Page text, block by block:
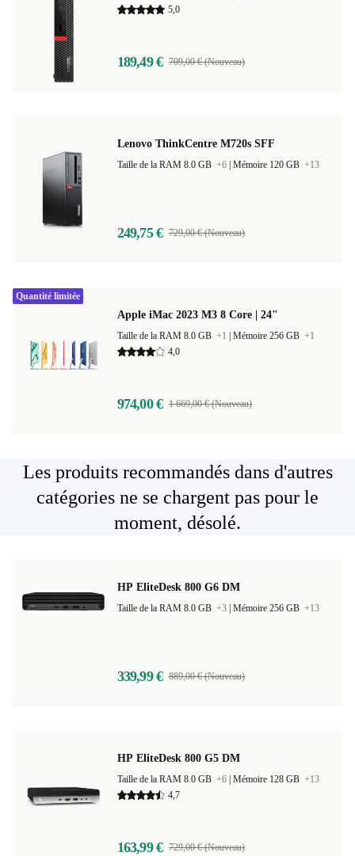
5,0
189,49 € 709,00 € (Nouveau)
Lenovo ThinkCentre M720s SFF
Taille de la RAM 8.0 GB +6 Mémoire 120 GB +13
249,75 € 729,00 € (Nouveau)
Apple iMac 2023 M3 8 Core | 24"
Taille de la RAM 8.0 GB +1 Mémoire 256 GB +1
4,0
974,00 € 1 669,00 € (Nouveau)
Quantité limitée
Les produits recommandés dans d'autres
catégories ne se chargent pas pour le
moment, désolé.
HP EliteDesk 800 G6 DM
Taille de la RAM 8.0 GB +3 Mémoire 256 GB +13
339,99 € 889,00 € (Nouveau)
HP EliteDesk 800 G5 DM
Taille de la RAM 8.0 GB +6 Mémoire 128 GB +13
4,7
163,99 € 729,00 € (Nouveau)